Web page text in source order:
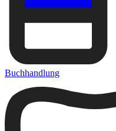
Buchhandlung